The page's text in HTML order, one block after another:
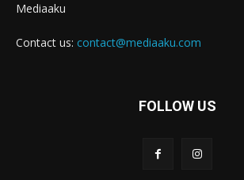
Mediaaku
Contact us: contact@mediaaku.com
FOLLOW US